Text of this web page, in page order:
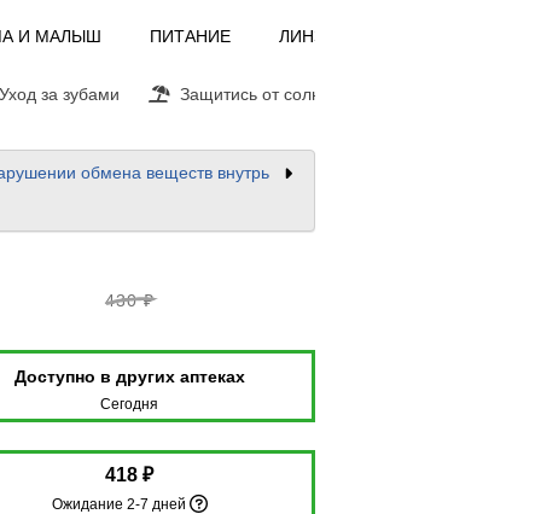
И МАЛЫШ ПИТАНИЕ ЛИНЗЫ
Уход за зубами Защитись от солнца
обмена веществ внутрь
430 ₽
Доступно в других аптеках
Сегодня
418 ₽
Ожидание 2-7 дней